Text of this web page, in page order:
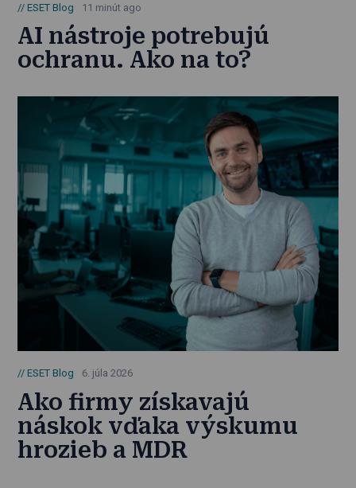
ESET Blog 11 minút ago
AI nástroje potrebujú
ochranu. Ako na to?
ESET Blog 6. júla 2026
Ako firmy získavajú
náskok vďaka výskumu
hrozieb a MDR